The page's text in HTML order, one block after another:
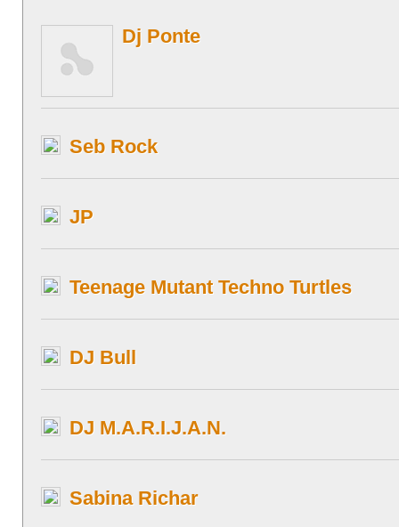
Dj Ponte
Seb Rock
JP
Teenage Mutant Techno Turtles
DJ Bull
DJ M.A.R.I.J.A.N.
Sabina Richar